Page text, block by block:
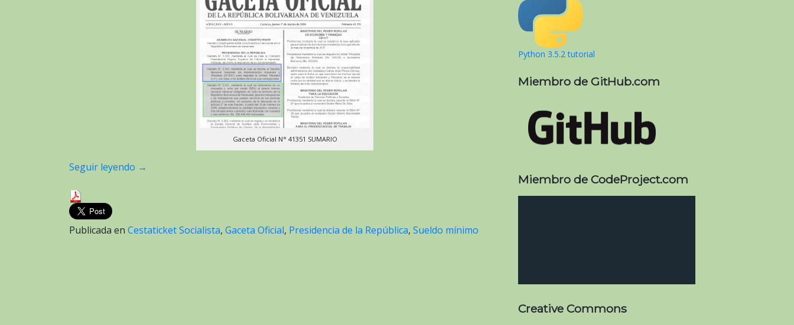
Gaceta Oficial N° 41351 SUMARIO
Seguir leyendo →
Publicada en Cestaticket Socialista, Gaceta Oficial, Presidencia de la República, Sueldo mínimo
Python 3.5.2 tutorial
Miembro de GitHub.com
Miembro de CodeProject.com
Creative Commons